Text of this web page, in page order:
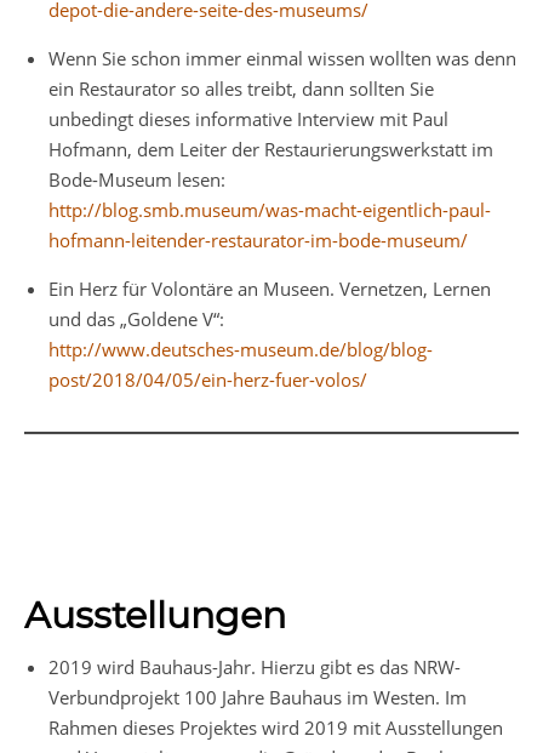
depot-die-andere-seite-des-museums/
Wenn Sie schon immer einmal wissen wollten was denn
ein Restaurator so alles treibt, dann sollten Sie
unbedingt dieses informative Interview mit Paul
Hofmann, dem Leiter der Restaurierungswerkstatt im
Bode-Museum lesen:
http://blog.smb.museum/was-macht-eigentlich-paul-
hofmann-leitender-restaurator-im-bode-museum/
Ein Herz für Volontäre an Museen. Vernetzen, Lernen
und das „Goldene V“:
http://www.deutsches-museum.de/blog/blog-
post/2018/04/05/ein-herz-fuer-volos/
Ausstellungen
2019 wird Bauhaus-Jahr. Hierzu gibt es das NRW-
Verbundprojekt 100 Jahre Bauhaus im Westen. Im
Rahmen dieses Projektes wird 2019 mit Ausstellungen